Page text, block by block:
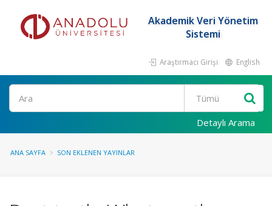
Akademik Veri Yönetim
Sistemi
Araştırmacı Girişi English
Ara
Detaylı Arama
ANA SAYFA SON EKLENEN YAYINLAR